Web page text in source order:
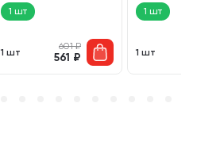
шт)1 шт
1 шт
601₽
561 ₽
(1 шт)
1 шт
1 шт